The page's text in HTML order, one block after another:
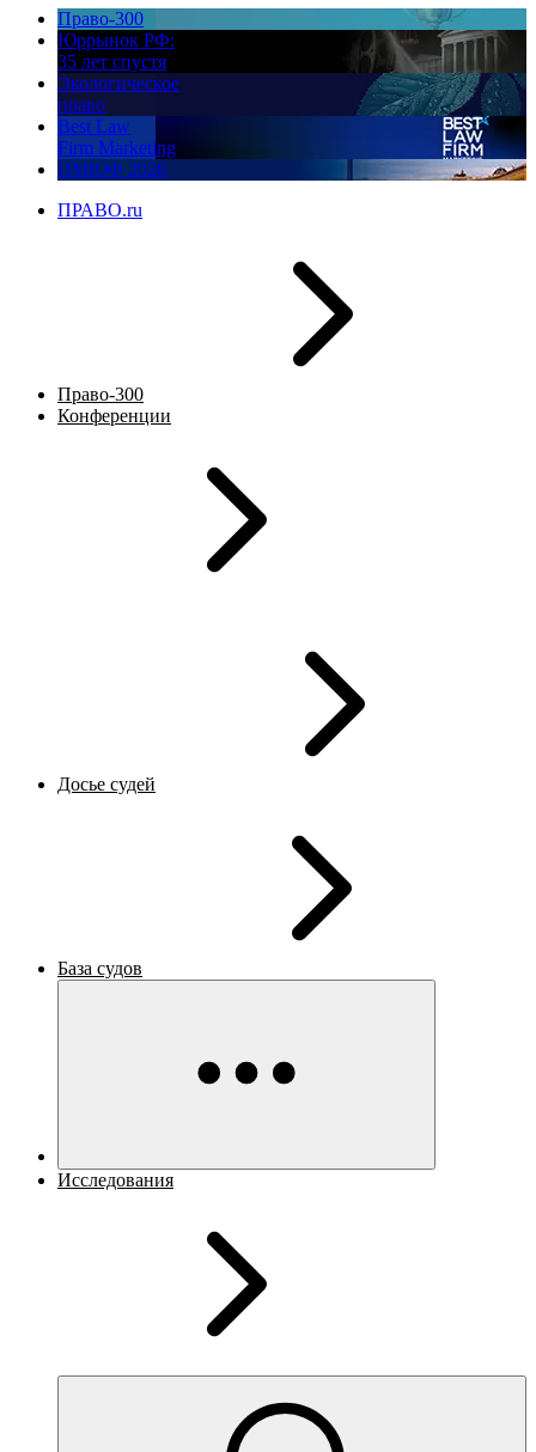
Право-300
Юррынок РФ:
35 лет спустя
Экологическое
право
Best Law
Firm Marketing
ПМЮФ 2026
ПРАВО.ru
Право-300
Конференции
Досье судей
База судов
Исследования